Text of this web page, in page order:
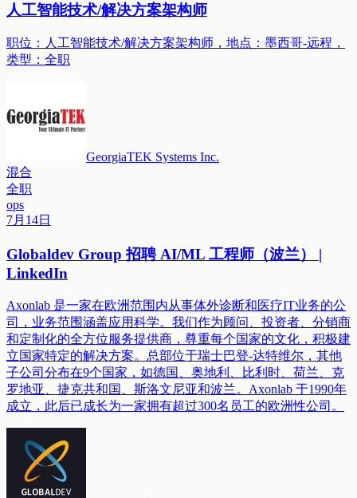
人工智能技术/解决方案架构师
职位：人工智能技术/解决方案架构师，地点：墨西哥-远程，
类型：全职
GeorgiaTEK Systems Inc.
混合
全职
ops
7月14日
Globaldev Group 招聘 AI/ML 工程师（波兰） |
LinkedIn
Axonlab 是一家在欧洲范围内从事体外诊断和医疗IT业务的公
司，业务范围涵盖应用科学。我们作为顾问、投资者、分销商
和定制化的全方位服务提供商，尊重每个国家的文化，积极建
立国家特定的解决方案。总部位于瑞士巴登-达特维尔，其他
子公司分布在9个国家，如德国、奥地利、比利时、荷兰、克
罗地亚、捷克共和国、斯洛文尼亚和波兰。Axonlab 于1990年
成立，此后已成长为一家拥有超过300名员工的欧洲性公司。